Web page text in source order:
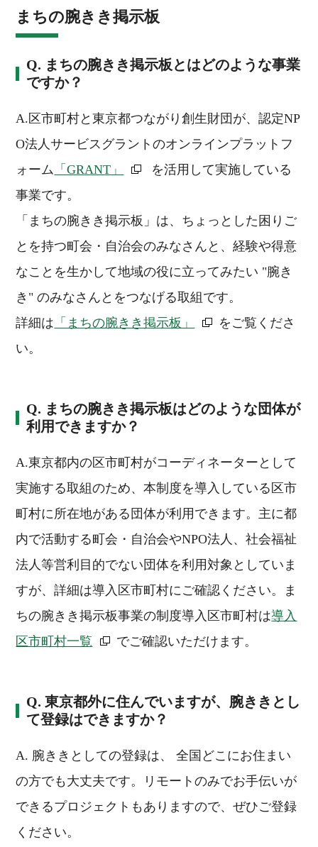
まちの腕きき掲示板
Q. まちの腕きき掲示板とはどのような事業
ですか？
A.区市町村と東京都つながり創生財団が、認定NP
O法人サービスグラントのオンラインプラットフ
ォーム 「GRANT」
を活用して実施している
事業です。
「まちの腕きき掲示板」は、ちょっとした困りご
とを持つ町会・自治会のみなさんと、経験や得意
なことを生かして地域の役に立ってみたい "腕き
き" のみなさんとをつなげる取組です。
詳細は 「まちの腕きき掲示板」
をご覧くださ
い。
Q. まちの腕きき掲示板はどのような団体が
利用できますか？
A.東京都内の区市町村がコーディネーターとして
実施する取組のため、本制度を導入している区市
町村に所在地がある団体が利用できます。主に都
内で活動する町会・自治会やNPO法人、社会福祉
法人等営利目的でない団体を利用対象としていま
すが、詳細は導入区市町村にご確認ください。ま
ちの腕きき掲示板事業の制度導入区市町村は導入
区市町村一覧
でご確認いただけます。
Q. 東京都外に住んでいますが、腕ききとし
て登録はできますか？
A. 腕ききとしての登録は、 全国どこにお住まい
の方でも大丈夫です。リモートのみでお手伝いが
できるプロジェクトもありますので、ぜひご登録
ください。